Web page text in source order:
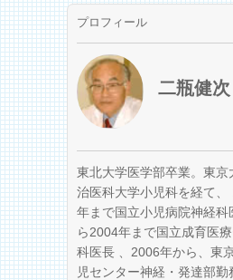
プロフィール
二瓶健次
東北大学医学部卒業。東京
治医科大学小児科を経て、
年まで国立小児病院神経
ら2004年まで国立成育医
科医長 、2006年から、東
児センター神経・発達部勤